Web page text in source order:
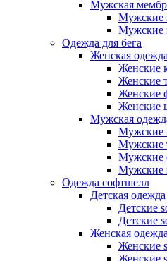
Мужская
Мужские
Мужские
Одежда для бега
Женская
Женские
Женские
Женские
Женские
Мужская
Мужские
Мужские
Мужские
Мужские
Одежда софтшелл
Детская
Детские
Детские
Женская
Женские
Женские